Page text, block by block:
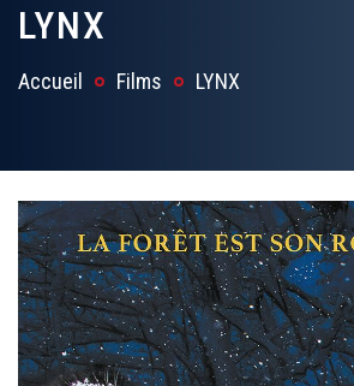
LYNX
Accueil Films LYNX